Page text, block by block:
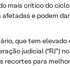
mais crítico do
afetadas e podem
que tem elevado
judicial (“RJ”)
recortes para